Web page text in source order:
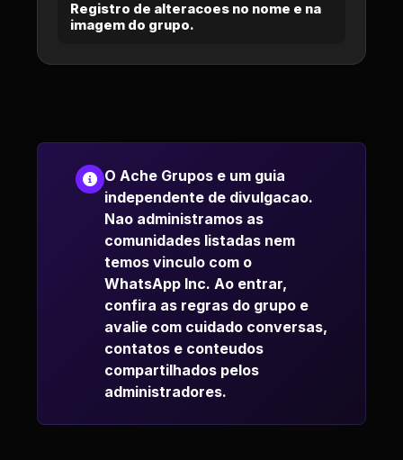
Registro de alteracoes no nome e na
imagem do grupo.
O Ache Grupos e um guia
independente de divulgacao.
Nao administramos as
comunidades listadas nem
temos vinculo com o
WhatsApp Inc. Ao entrar,
confira as regras do grupo e
avalie com cuidado conversas,
contatos e conteudos
compartilhados pelos
administradores.